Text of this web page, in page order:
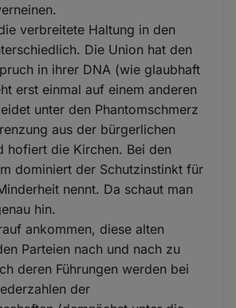
verbreitete Haltung in den
Die Union hat den
in ihrer DNA (wie glaubhaft
erst einmal auf einem anderen
unter den Phantomschmerz
aus der bürgerlichen
hofiert die Kirchen. Bei den
dominiert der Schutzinstinkt für
nennt. Da schaut man
hin.
ankommen, diese alten
Parteien nach und nach zu
deren Führungen werden bei
der